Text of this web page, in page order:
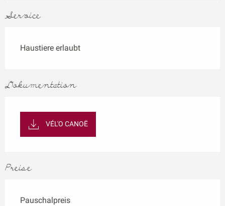
Service
Haustiere erlaubt
Dokumentation
VÉL'O CANOË
Preise
Pauschalpreis